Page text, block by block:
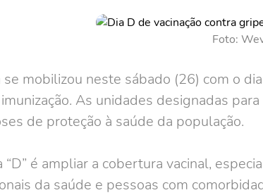
Foto:
se mobilizou neste sábado (26) com o
As unidades designadas
de proteção à saúde da população.
é ampliar a cobertura vacinal,
da saúde e pessoas com